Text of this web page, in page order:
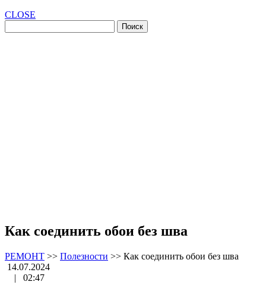
CLOSE
Как соединить обои без шва
РЕМОНТ >> Полезности >> Как соединить обои без шва
14.07.2024
|
02:47